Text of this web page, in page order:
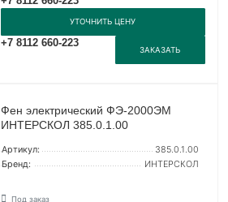
УТОЧНИТЬ ЦЕНУ
+7 8112 660-223
ЗАКАЗАТЬ
Фен электрический ФЭ-2000ЭМ
ИНТЕРСКОЛ 385.0.1.00
Артикул:
385.0.1.00
Бренд:
ИНТЕРСКОЛ
Под заказ